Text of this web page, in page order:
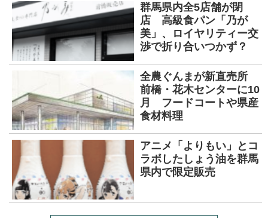
群馬県内全5店舗が閉
店 高級食パン「乃が
美」、ロイヤリティー交
渉で折り合いつかず？
全農ぐんまが新直売所
前橋・花木センターに10
月 フードコートや県産
食材料理
アニメ「よりもい」とコ
ラボしたしょう油を群馬
県内で限定販売